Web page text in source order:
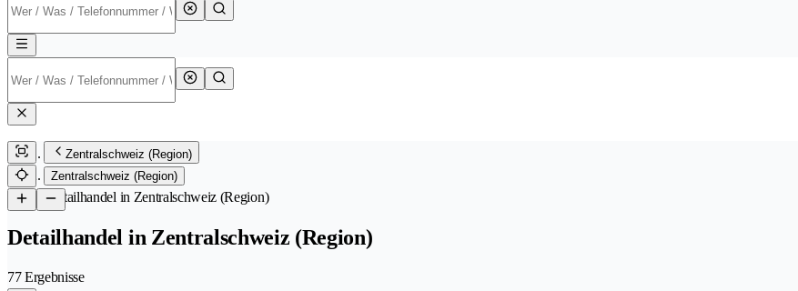
Zentralschweiz (Region)
Zentralschweiz (Region)
/Detailhandel in Zentralschweiz (Region)
Detailhandel in Zentralschweiz (Region)
77 Ergebnisse